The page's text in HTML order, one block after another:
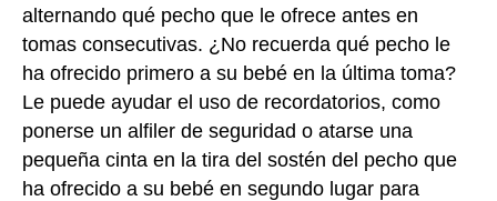
alternando qué pecho que le ofrece antes en
tomas consecutivas. ¿No recuerda qué pecho le
ha ofrecido primero a su bebé en la última toma?
Le puede ayudar el uso de recordatorios, como
ponerse un alfiler de seguridad o atarse una
pequeña cinta en la tira del sostén del pecho que
ha ofrecido a su bebé en segundo lugar para